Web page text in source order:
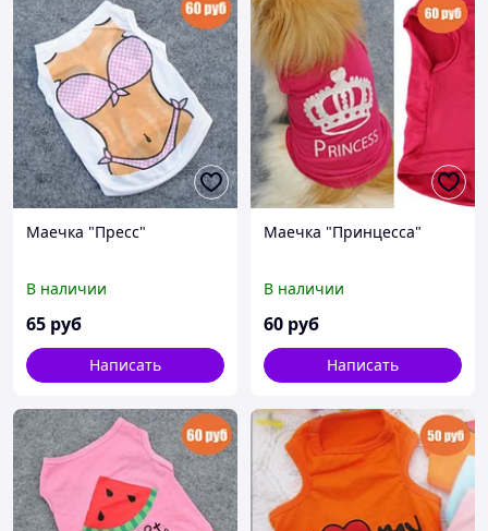
Маечка "Пресс"
В наличии
65 руб
Написать
Маечка "Принцесса"
В наличии
60 руб
Написать